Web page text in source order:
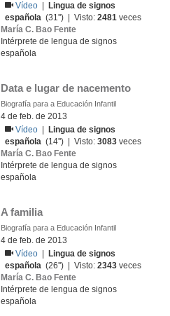
Vídeo
Lingua de signos
española (31'') | Visto:2481 veces
María C. Bao Fente
Intérprete de lengua de signos
española
Data e lugar de nacemento
Biografía para a Educación Infantil
4 de feb. de 2013
Vídeo
Lingua de signos
española (14'') | Visto:3083 veces
María C. Bao Fente
Intérprete de lengua de signos
española
A familia
Biografía para a Educación Infantil
4 de feb. de 2013
Vídeo
Lingua de signos
española (26'') | Visto:2343 veces
María C. Bao Fente
Intérprete de lengua de signos
española